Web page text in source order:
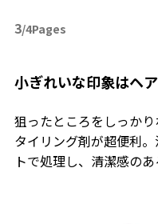
3/4Pages
小ぎれいな印象はヘ
狙ったところをしっか
タイリング剤が超便利
トで処理し、清潔感の